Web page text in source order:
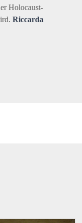
Holocaust-
Riccarda